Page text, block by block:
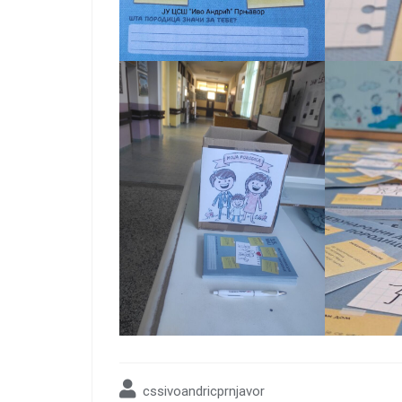
cssivoandricprnjavor